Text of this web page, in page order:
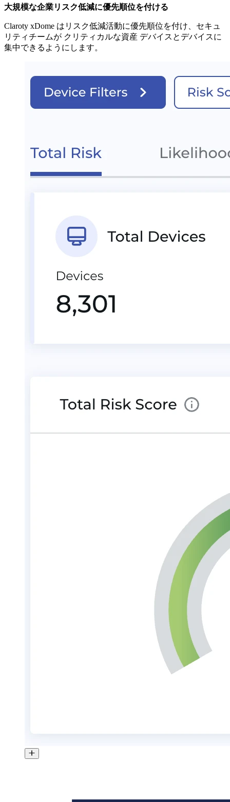
大規模な企業リスク低減に優先順位を付ける
Claroty xDome はリスク低減活動に優先順位を付け、セキュ
リティチームが クリティカルな資産 デバイスとデバイスに
集中できるようにします。